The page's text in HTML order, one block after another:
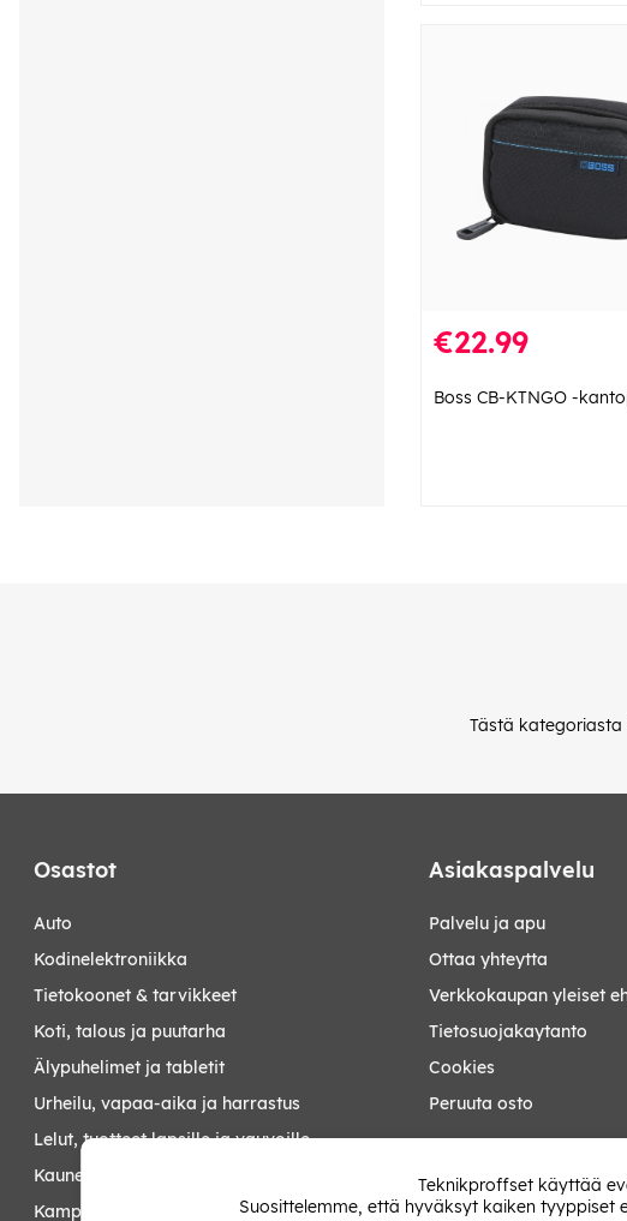
€22.99
Boss CB-KTNGO -
Tästä
Osastot
auto
kodinelektroniikka
tietokoonet & tarvikkeet
koti, talous ja puutarha
älypuhelimet ja tabletit
urheilu, vapaa-aika ja harrastus
lelut, tuotteet lapsille ja vauvoille
kauneus ja terveys
kampanjat
Asiakaspalvelu
Palvelu ja apu
Ottaa yhteytta
Verkkokaupan yleiset
Tietosuojakaytanto
Cookies
Peruuta osto
Teknikproffset käyttää
Suosittelemme, että hyväksyt kaiken